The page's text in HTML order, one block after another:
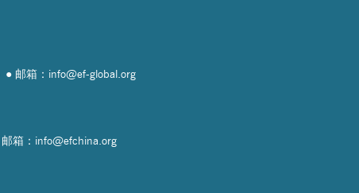
邮箱：info@ef-global.org
邮箱：info@efchina.org